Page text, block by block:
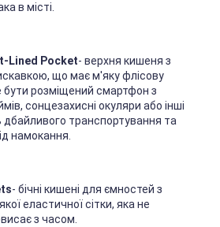
в місті.
Lined Pocket- верхня кишеня з
що має м'яку флісову
бути розміщений смартфон з
сонцезахисні окуляри або інші
дбайливого транспортування та
намокання.
- бічні кишені для ємностей з
еластичної сітки, яка не
з часом.